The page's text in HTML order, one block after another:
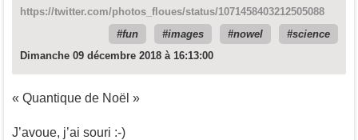
https://twitter.com/photos_floues/status/1071458403212505088
fun
images nowel
science
Dimanche 09 décembre 2018 à 16:13:00
« Quantique de Noël »
J’avoue, j’ai souri :-)